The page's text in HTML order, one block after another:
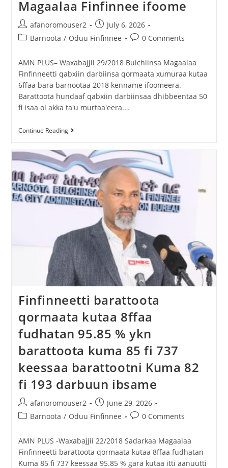
Magaalaa Finfinnee ifoome
afanoromouser2
July 6, 2026
Barnoota / Oduu Finfinnee 0 Comments
‎AMN PLUS– Waxabajjii 29/2018 ‎Bulchiinsa Magaalaa
Finfinneetti qabxiin darbiinsa qormaata xumuraa kutaa
6ffaa bara barnootaa 2018 kenname ifoomeera.
‎Barattoota hundaaf qabxiin darbiinsaa dhibbeentaa 50
fi isaa ol akka ta'u murtaa'eera.…
Continue Reading
Finfinneetti barattoota
qormaata kutaa 8ffaa
fudhatan 95.85 % ykn
barattoota kuma 85 fi 737
keessaa barattootni Kuma 82
fi 193 darbuun ibsame
afanoromouser2
June 29, 2026
Barnoota / Oduu Finfinnee 0 Comments
AMN PLUS -Waxabajjii 22/2018 Sadarkaa Magaalaa
Finfinneetti barattoota qormaata kutaa 8ffaa fudhatan
Kuma 85 fi 737 keessaa 95.85 % gara kutaa itti aanuutti